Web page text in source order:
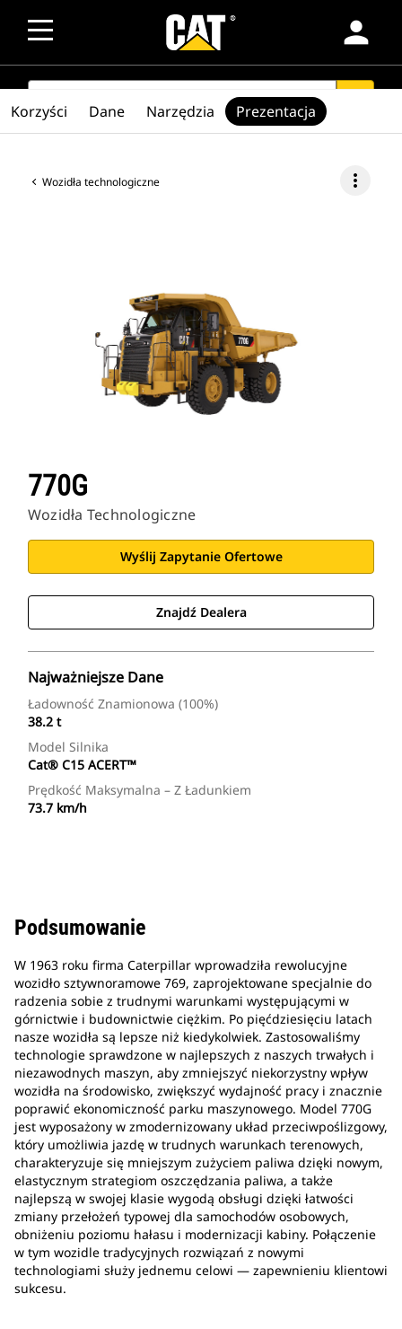
person
SEARCH
Wozidła technologiczne more_vert
770G
Wozidła Technologiczne
Wyślij Zapytanie Ofertowe
Znajdź Dealera
Najważniejsze Dane
Ładowność Znamionowa (100%)
38.2 t
Model Silnika
Cat® C15 ACERT™
Prędkość Maksymalna – Z Ładunkiem
73.7 km/h
Korzyści Dane Narzędzia Prezentacja
Podsumowanie
W 1963 roku firma Caterpillar wprowadziła rewolucyjne
wozidło sztywnoramowe 769, zaprojektowane specjalnie do
radzenia sobie z trudnymi warunkami występującymi w
górnictwie i budownictwie ciężkim. Po pięćdziesięciu latach
nasze wozidła są lepsze niż kiedykolwiek. Zastosowaliśmy
technologie sprawdzone w najlepszych z naszych trwałych i
niezawodnych maszyn, aby zmniejszyć niekorzystny wpływ
wozidła na środowisko, zwiększyć wydajność pracy i znacznie
poprawić ekonomiczność parku maszynowego. Model 770G
jest wyposażony w zmodernizowany układ przeciwpoślizgowy,
który umożliwia jazdę w trudnych warunkach terenowych,
charakteryzuje się mniejszym zużyciem paliwa dzięki nowym,
elastycznym strategiom oszczędzania paliwa, a także
najlepszą w swojej klasie wygodą obsługi dzięki łatwości
zmiany przełożeń typowej dla samochodów osobowych,
obniżeniu poziomu hałasu i modernizacji kabiny. Połączenie
w tym wozidle tradycyjnych rozwiązań z nowymi
technologiami służy jednemu celowi — zapewnieniu klientowi
sukcesu.